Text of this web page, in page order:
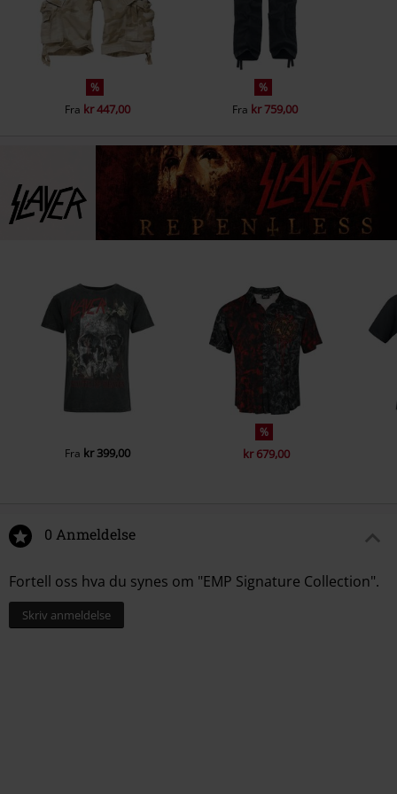
%
Fra kr 447,00
%
Fra kr 759,00
Fra kr 399,00
%
kr 679,00
0 Anmeldelse
Fortell oss hva du synes om "EMP Signature Collection".
Skriv anmeldelse